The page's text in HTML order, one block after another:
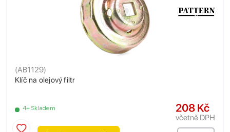
Klíč na olejový filtr
(AB1129)
4+ Skladem 208 Kč
včetně DPH